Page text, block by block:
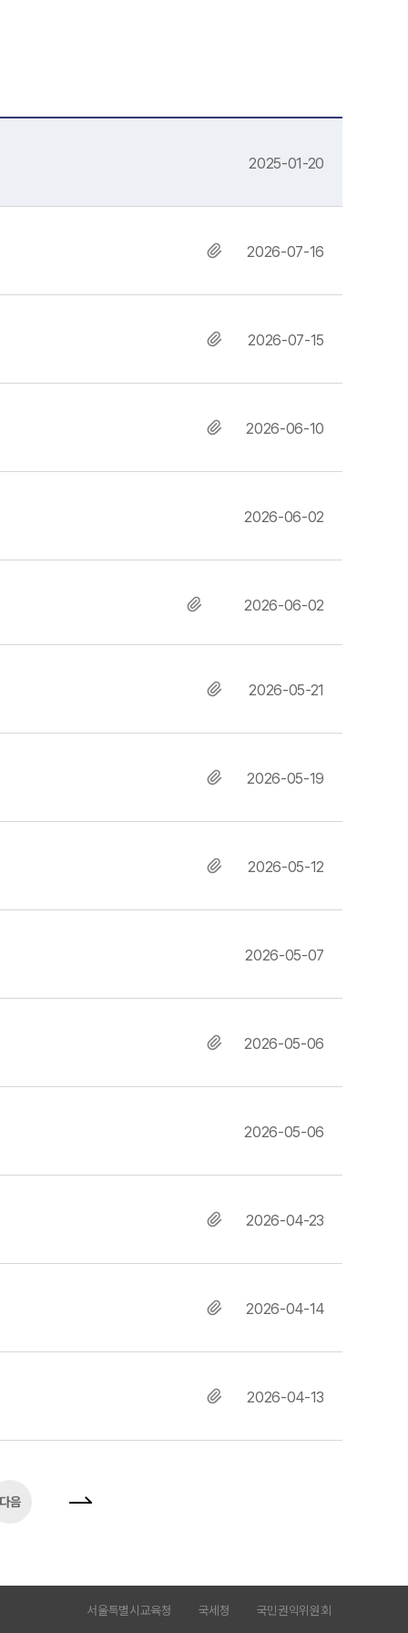
2025-01-20
2026-07-16
2026-07-15
2026-06-10
2026-06-02
2026-06-02
2026-05-21
2026-05-19
2026-05-12
2026-05-07
2026-05-06
2026-05-06
2026-04-23
2026-04-14
2026-04-13
다음
서울특별시교육청 국세청 국민권익위원회